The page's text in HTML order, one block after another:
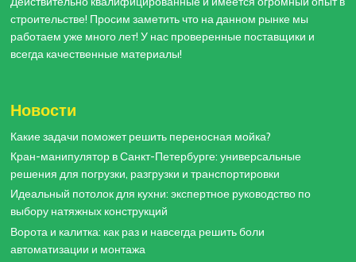
строительстве! Просим заметить что на данном рынке мы
работаем уже много лет! У нас проверенные поставщики и
всегда качественные материалы!
Новости
Какие задачи поможет решить переносная мойка?
Кран-манипулятор в Санкт-Петербурге: универсальные
решения для погрузки, разгрузки и транспортировки
Идеальный потолок для кухни: экспертное руководство по
выбору натяжных конструкций
Ворота и калитка: как раз и навсегда решить боли
автоматизации и монтажа